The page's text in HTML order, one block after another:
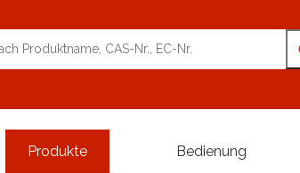
Produkte Bedienung